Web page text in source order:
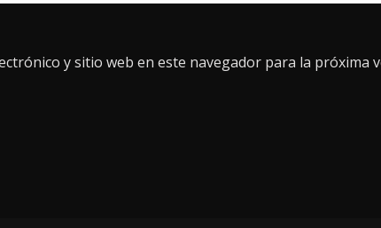
y sitio web en este navegador para la próxima